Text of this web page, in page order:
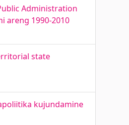
Administration
areng 1990-2010
state
kujundamine